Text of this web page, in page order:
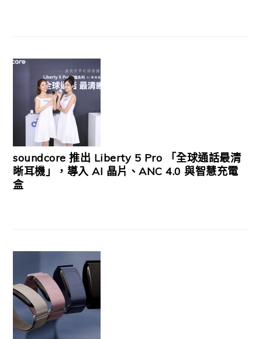
soundcore 推出 Liberty 5 Pro 「全球通話最清
晰耳機」，導入 AI 晶片、ANC 4.0 與智慧充電
盒